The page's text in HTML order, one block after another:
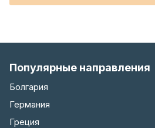
Популярные направления
Болгария
Германия
Греция